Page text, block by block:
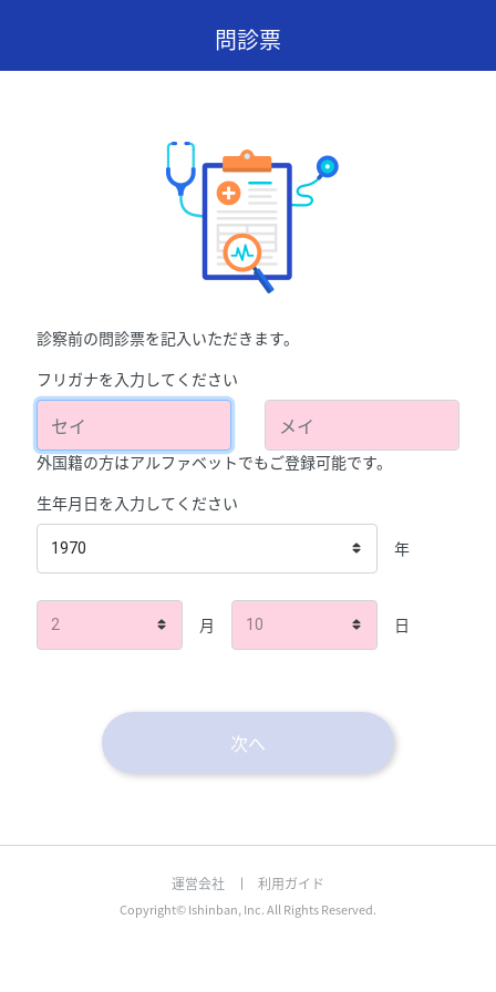
問診票
診察前の問診票を記入いただきます。
フリガナを入力してください
外国籍の方はアルファベットでもご登録可能です。
生年月日を入力してください
1970 年
2 月 10 日
次へ
運営会社 利用ガイド
Copyright© Ishinban, Inc. All Rights Reserved.